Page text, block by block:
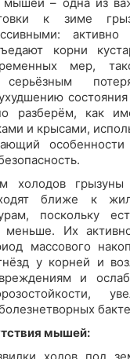
к зиме
корни
мер,
разберём, как
и крысами,
холодов
ближе к
поскольку
меньше. Их
массового
у корней и
и
мышей: